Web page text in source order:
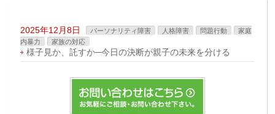
2025年12月8日 パーソナリティ障害 人格障害 問題行動
家庭
内暴力
家族の対応
様子見か、託すか─今日の決断が親子の未来を分ける